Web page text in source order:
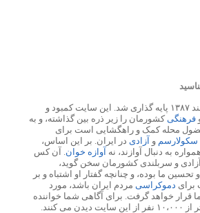
فضول محله در ۱۳ اسفند ۱۳۸۷ پایه گذاری شد. این سایت کمبود و
فرهنگیکشورمان را زیر ذره بین گذاشته، و به
محله کمک و راهگشایی است برای
سکولارسم و آزادی در ایران. بر این اساس،
به دنبال آوازند، نه آوازه خوان. آن کس
و سربلندی کشورمان سخن گوید،
ما بوده، و چنانچه گفتار او اشتباه و بر
برای دموکراسی مردم ایران باشد، مورد
ما قرار خواهد گرفت. برای آگاهی شما خواننده
کنند.